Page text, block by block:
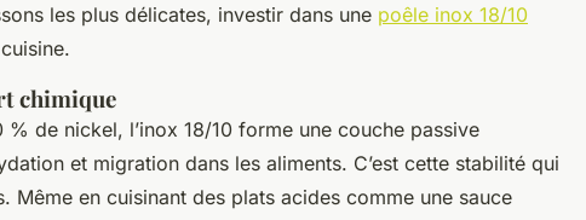
les plus délicates, investir dans une poêle inox 18/10
chimique
de nickel, l’inox 18/10 forme une couche passive
et migration dans les aliments. C’est cette stabilité qui
Même en cuisinant des plats acides comme une sauce